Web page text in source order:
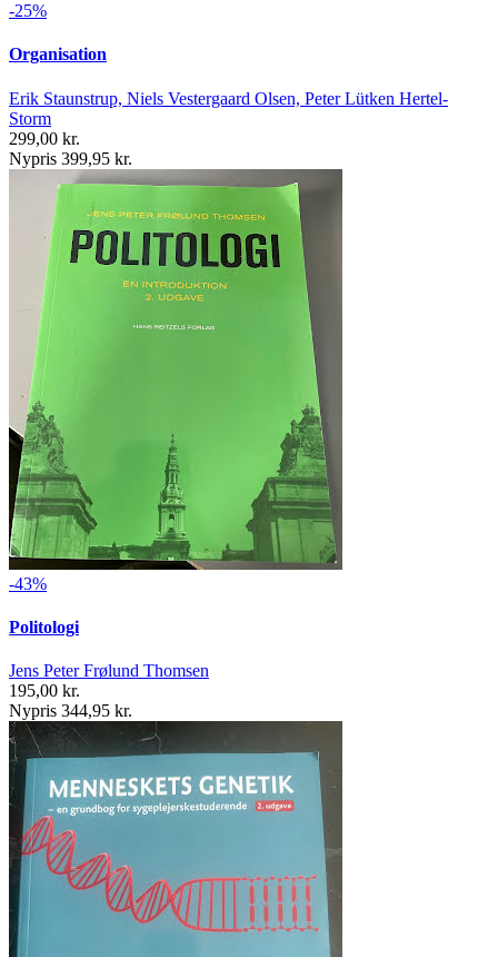
-25%
Organisation
Erik Staunstrup, Niels Vestergaard Olsen, Peter Lütken Hertel-
Storm
299,00 kr.
Nypris 399,95 kr.
-43%
Politologi
Jens Peter Frølund Thomsen
195,00 kr.
Nypris 344,95 kr.